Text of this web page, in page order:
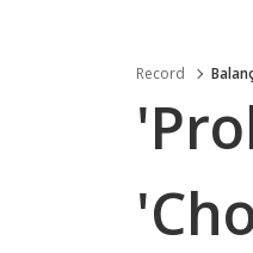
Record